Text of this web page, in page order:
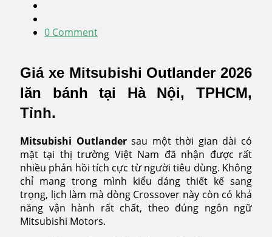
0 Comment
Giá xe Mitsubishi Outlander 2026
lăn bánh tại Hà Nội, TPHCM,
Tỉnh.
Mitsubishi Outlandersau một thời gian dài có
mặt tại thị trường Việt Nam đã nhận được rất
nhiều phản hồi tích cực từ người tiêu dùng. Không
chỉ mang trong mình kiểu dáng thiết kế sang
trọng, lịch làm mà dòng Crossover này còn có khả
năng vận hành rất chất, theo đúng ngôn ngữ
Mitsubishi Motors.